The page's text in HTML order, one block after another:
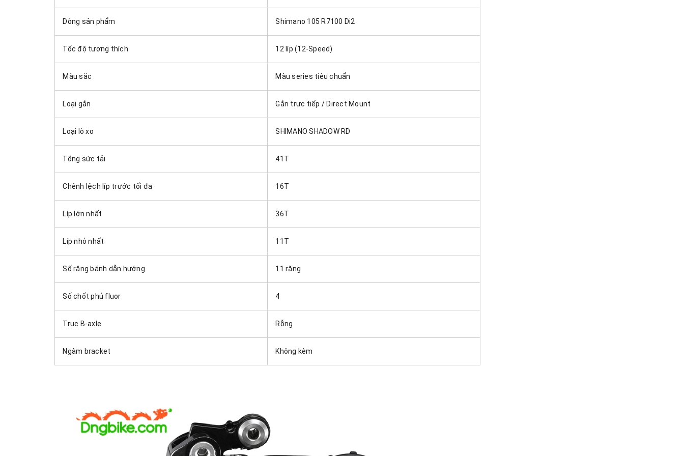
Dòng sản phẩm Shimano 105 R7100 Di2
Tốc độ tương thích 12 líp (12-Speed)
Màu sắc Màu series tiêu chuẩn
Loại gắn Gắn trực tiếp / Direct Mount
Loại lò xo SHIMANO SHADOW RD
Tổng sức tải 41T
Chênh lệch líp trước tối đa 16T
Líp lớn nhất 36T
Líp nhỏ nhất 11T
Số răng bánh dẫn hướng 11 răng
Số chốt phủ fluor 4
Trục B-axle Rỗng
Ngàm bracket Không kèm